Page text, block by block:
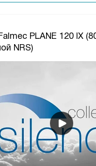
PLANE 120 IX
NRS)